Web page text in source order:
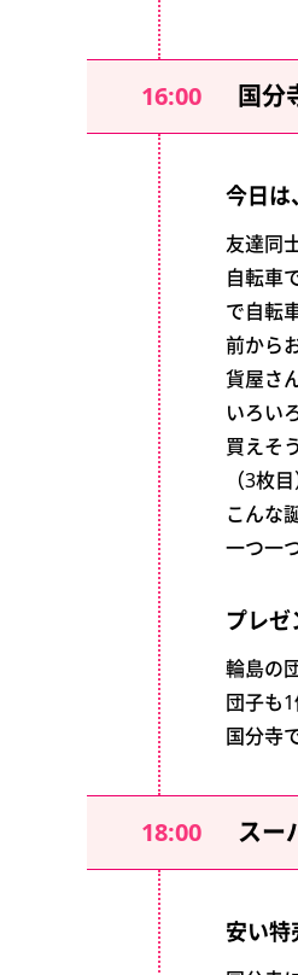
16:00 国分
今日は
友達同
自転車
で自転
前から
貨屋さ
いろい
買えそ
（3枚目
こんな
一つ一
プレゼ
輪島の
団子も
国分寺
18:00 スー
安い特